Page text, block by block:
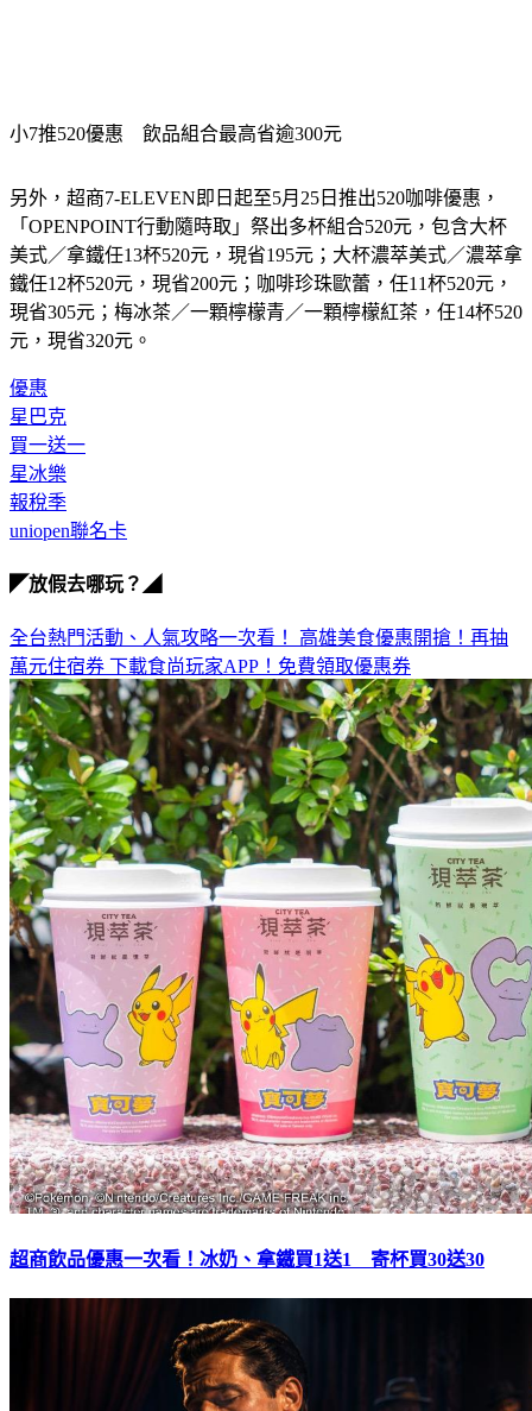
小7推520優惠　飲品組合最高省逾300元
另外，超商7-ELEVEN即日起至5月25日推出520咖啡優惠，
「OPENPOINT行動隨時取」祭出多杯組合520元，包含大杯
美式／拿鐵任13杯520元，現省195元；大杯濃萃美式／濃萃拿
鐵任12杯520元，現省200元；咖啡珍珠歐蕾，任11杯520元，
現省305元；梅冰茶／一顆檸檬青／一顆檸檬紅茶，任14杯520
元，現省320元。
優惠
星巴克
買一送一
星冰樂
報稅季
uniopen聯名卡
◤放假去哪玩？◢
全台熱門活動、人氣攻略一次看！ 高雄美食優惠開搶！再抽
萬元住宿券 下載食尚玩家APP！免費領取優惠券
超商飲品優惠一次看！冰奶、拿鐵買1送1 寄杯買30送30